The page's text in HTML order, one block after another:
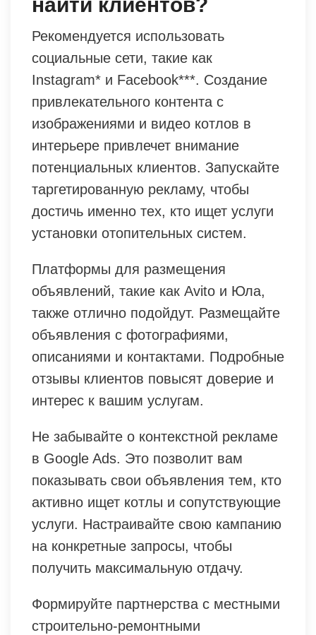
найти клиентов?
Рекомендуется использовать
социальные сети, такие как
Instagram* и Facebook***. Создание
привлекательного контента с
изображениями и видео котлов в
интерьере привлечет внимание
потенциальных клиентов. Запускайте
таргетированную рекламу, чтобы
достичь именно тех, кто ищет услуги
установки отопительных систем.
Платформы для размещения
объявлений, такие как Avito и Юла,
также отлично подойдут. Размещайте
объявления с фотографиями,
описаниями и контактами. Подробные
отзывы клиентов повысят доверие и
интерес к вашим услугам.
Не забывайте о контекстной рекламе
в Google Ads. Это позволит вам
показывать свои объявления тем, кто
активно ищет котлы и сопутствующие
услуги. Настраивайте свою кампанию
на конкретные запросы, чтобы
получить максимальную отдачу.
Формируйте партнерства с местными
строительно-ремонтными